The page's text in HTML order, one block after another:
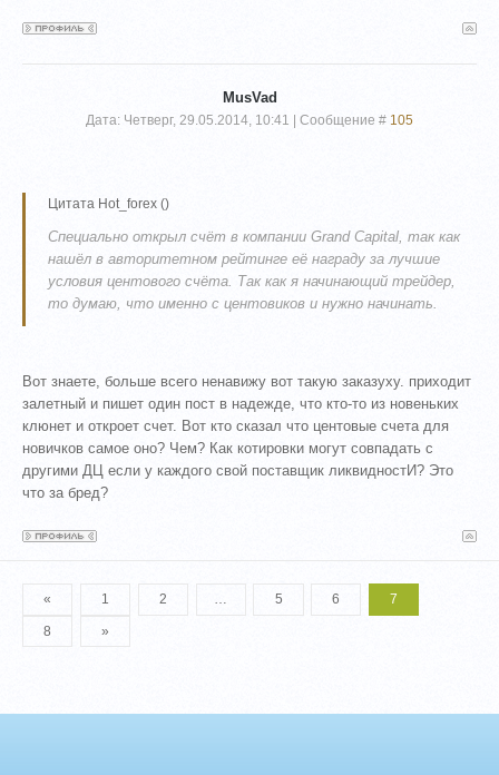
MusVad
Дата: Четверг, 29.05.2014, 10:41 | Сообщение # 105
Цитата Hot_forex ()
Специально открыл счёт в компании Grand Capital, так как
нашёл в авторитетном рейтинге её награду за лучшие
условия центового счёта. Так как я начинающий трейдер,
то думаю, что именно с центовиков и нужно начинать.
Вот знаете, больше всего ненавижу вот такую заказуху. приходит
залетный и пишет один пост в надежде, что кто-то из новеньких
клюнет и откроет счет. Вот кто сказал что центовые счета для
новичков самое оно? Чем? Как котировки могут совпадать с
другими ДЦ если у каждого свой поставщик ликвидностИ? Это
что за бред?
« 1 2 5 6 7
8 »